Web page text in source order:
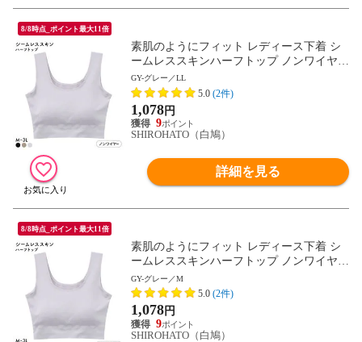
8/8時点_ポイント最大11倍
素肌のようにフィット レディース下着 シ
ームレススキンハーフトップ ノンワイヤー
ブラジャー M L LL 3L 大きいサイズ リラ
ックス ナイトブラ 単品
GY-グレー／LL
5.0 (2件)
1,078円
9
SHIROHATO（白鳩）
詳細を見る
8/8時点_ポイント最大11倍
素肌のようにフィット レディース下着 シ
ームレススキンハーフトップ ノンワイヤー
ブラジャー M L LL 3L 大きいサイズ リラ
ックス ナイトブラ 単品
GY-グレー／M
5.0 (2件)
1,078円
9
SHIROHATO（白鳩）